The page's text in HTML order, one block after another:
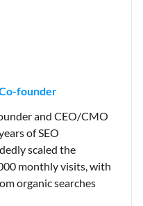
founder
and CEO/CMO
of SEO
scaled the
monthly visits, with
organic searches